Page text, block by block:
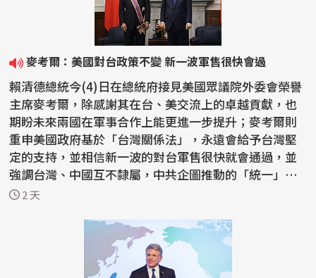
麥考爾：美國對台政策不變 新一波軍售很快會過
賴清德總統今(4)日在總統府接見美國眾議院外委會榮譽
主席麥考爾，除感謝其在台、美交流上的卓越貢獻，也
期盼未來兩國在軍事合作上能更進一步提升；麥考爾則
重申美國政府基於「台灣關係法」，永遠會給予台灣堅
定的支持，並相信新一波的對台軍售很快就會通過，並
強調台灣、中國互不隸屬，中共企圖推動的「統一」絕
不會...
2 天